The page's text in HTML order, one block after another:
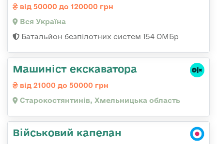
від 50000 до 120000 грн
Вся Україна
Батальйон безпілотних систем 154 ОМБр
Машиніст екскаватора
від 21000 до 50000 грн
Старокостянтинів, Хмельницька область
Військовий капелан